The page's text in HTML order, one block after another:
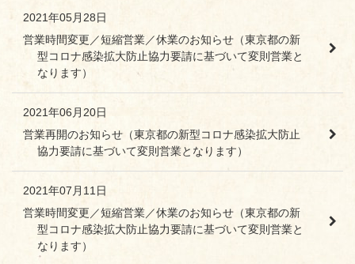
2021年05月28日
営業時間変更／短縮営業／休業のお知らせ（東京都の新
型コロナ感染拡大防止協力要請に基づいて変則営業と
なります）
2021年06月20日
営業再開のお知らせ（東京都の新型コロナ感染拡大防止
協力要請に基づいて変則営業となります）
2021年07月11日
営業時間変更／短縮営業／休業のお知らせ（東京都の新
型コロナ感染拡大防止協力要請に基づいて変則営業と
なります）